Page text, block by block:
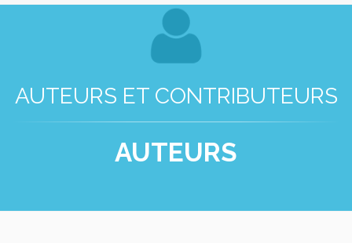
AUTEURS ET CONTRIBUTEURS
AUTEURS